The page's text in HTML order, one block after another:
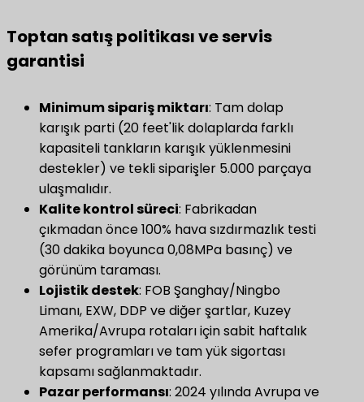
​Toptan satış politikası ve servis
garantisi​
​Minimum sipariş miktarı​​: Tam dolap
karışık parti (20 feet'lik dolaplarda farklı
kapasiteli tankların karışık yüklenmesini
destekler) ve tekli siparişler 5.000 parçaya
ulaşmalıdır.
​Kalite kontrol süreci​​: Fabrikadan
çıkmadan önce 100% hava sızdırmazlık testi
(30 dakika boyunca 0,08MPa basınç) ve
görünüm taraması.
Lojistik destek​: FOB Şanghay/Ningbo
Limanı, EXW, DDP ve diğer şartlar, Kuzey
Amerika/Avrupa rotaları için sabit haftalık
sefer programları ve tam yük sigortası
kapsamı sağlanmaktadır.
​Pazar performansı​​: 2024 yılında Avrupa ve